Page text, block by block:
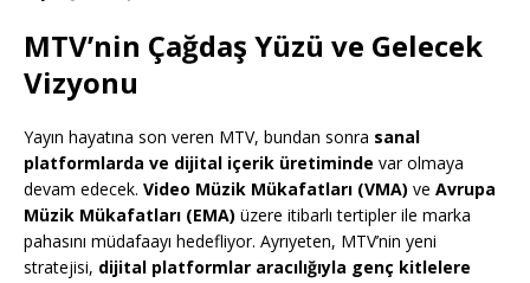
MTV’nin Çağdaş Yüzü ve Gelecek
Vizyonu
Yayın hayatına son veren MTV, bundan sonra sanal
platformlarda ve dijital içerik üretiminde var olmaya
devam edecek. Video Müzik Mükafatları (VMA) ve Avrupa
Müzik Mükafatları (EMA) üzere itibarlı tertipler ile marka
pahasını müdafaayı hedefliyor. Ayrıyeten, MTV’nin yeni
stratejisi, dijital platformlar aracılığıyla genç kitlelere